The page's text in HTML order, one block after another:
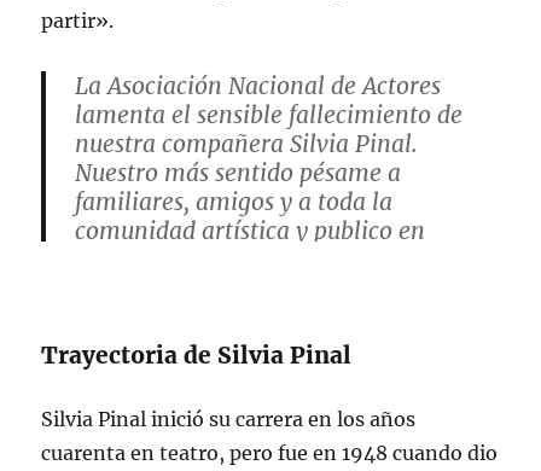
partir».
La Asociación Nacional de Actores
lamenta el sensible fallecimiento de
nuestra compañera Silvia Pinal.
Nuestro más sentido pésame a
familiares, amigos y a toda la
comunidad artística y publico en
(@andactores)November 29, 2024
Trayectoria de Silvia Pinal
Silvia Pinal inició su carrera en los años
cuarenta en teatro, pero fue en 1948 cuando dio